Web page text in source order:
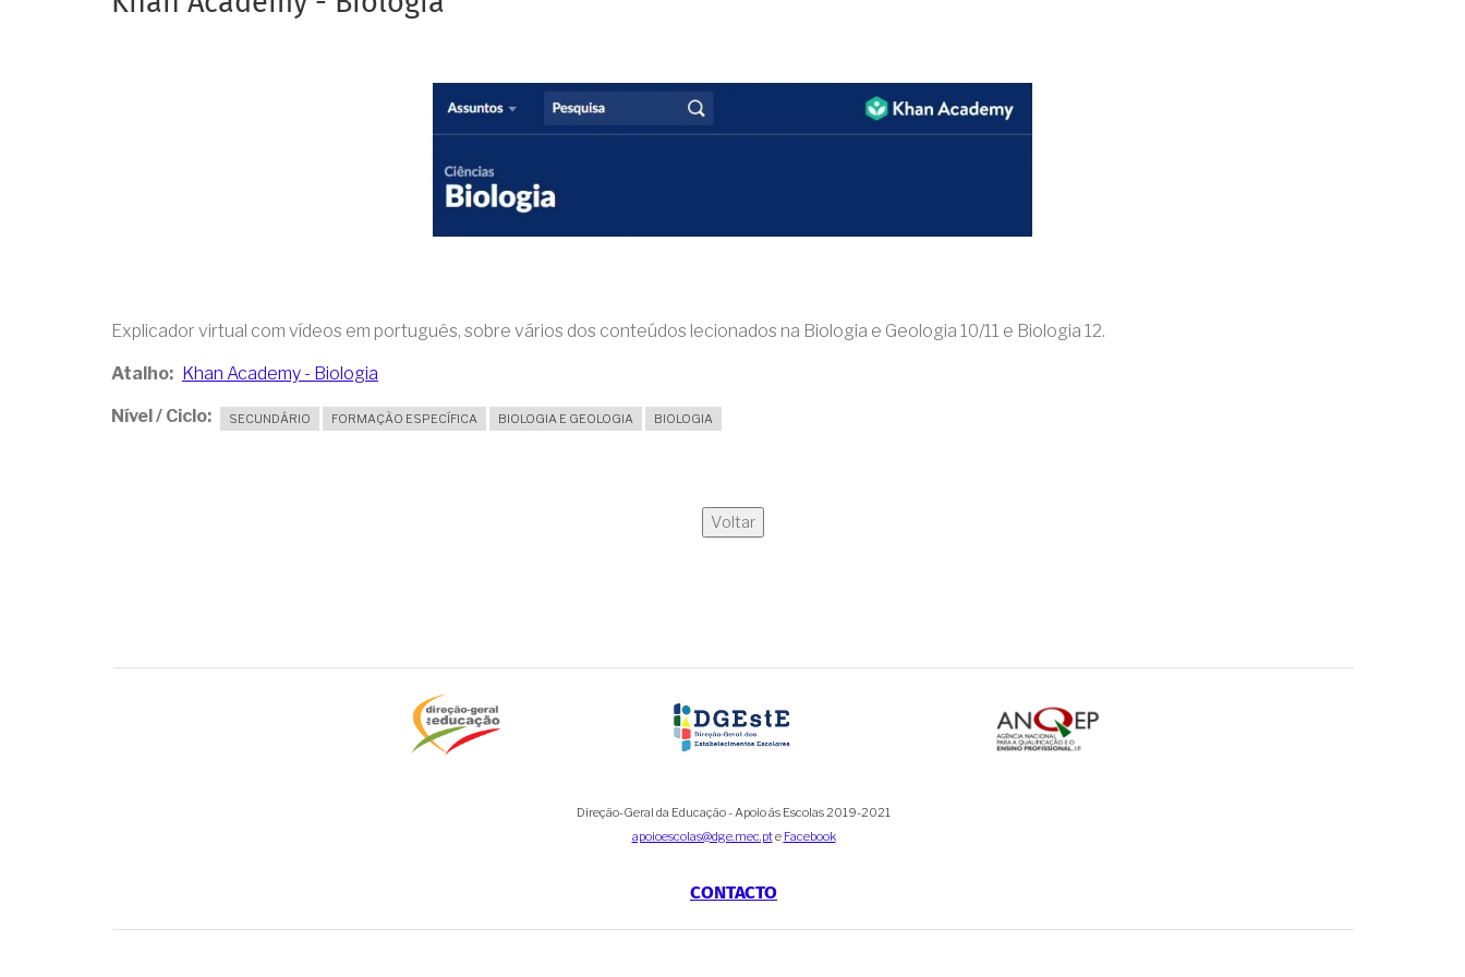
Explicador virtual com vídeos em português, sobre vários dos conteúdos lecionados na Biologia e Geologia 10/11 e Biologia 12.
Atalho Khan Academy - Biologia
Nível / Ciclo SECUNDÁRIO FORMAÇÃO ESPECÍFICA BIOLOGIA E GEOLOGIA BIOLOGIA
Voltar
Direção-Geral da Educação - Apoio às Escolas 2019-2021
apoioescolas@dge.mec.pte Facebook
CONTACTO